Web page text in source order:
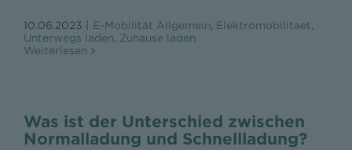
10.06.2023 E-Mobilität Allgemein, Elektromobilitaet,
Unterwegs laden, Zuhause laden
Weiterlesen
Was ist der Unterschied zwischen
Normalladung und Schnellladung?